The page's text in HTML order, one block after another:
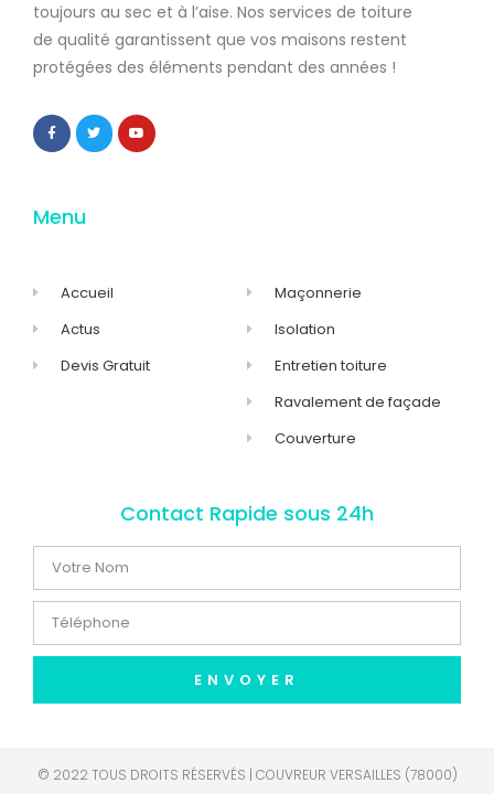
toujours au sec et à l’aise. Nos services de toiture
de qualité garantissent que vos maisons restent
protégées des éléments pendant des années !
Menu
Accueil
Actus
Devis Gratuit
Maçonnerie
Isolation
Entretien toiture
Ravalement de façade
Couverture
Contact Rapide sous 24h
ENVOYER
© 2022 TOUS DROITS RÉSERVÉS | COUVREUR VERSAILLES (78000)